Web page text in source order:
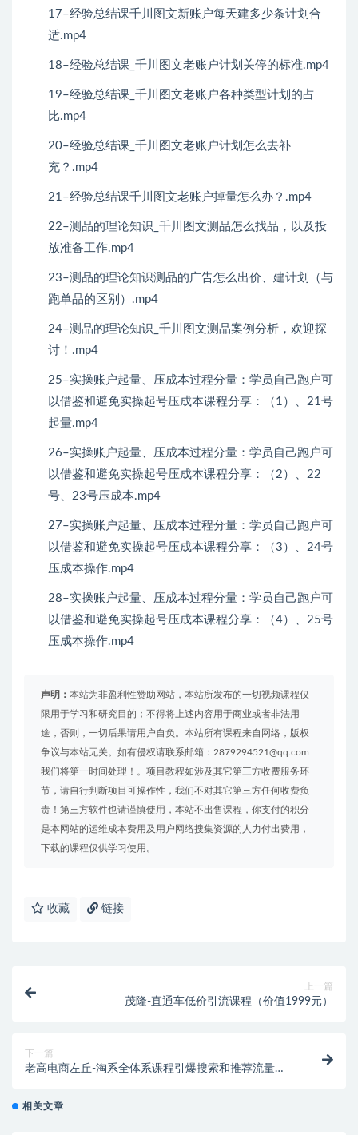
17–经验总结课千川图文新账户每天建多少条计划合
适.mp4
18–经验总结课_千川图文老账户计划关停的标准.mp4
19–经验总结课_千川图文老账户各种类型计划的占
比.mp4
20–经验总结课_千川图文老账户计划怎么去补
充？.mp4
21–经验总结课千川图文老账户掉量怎么办？.mp4
22–测品的理论知识_千川图文测品怎么找品，以及投
放准备工作.mp4
23–测品的理论知识测品的广告怎么出价、建计划（与
跑单品的区别）.mp4
24–测品的理论知识_千川图文测品案例分析，欢迎探
讨！.mp4
25–实操账户起量、压成本过程分量：学员自己跑户可
以借鉴和避免实操起号压成本课程分享：（1）、21号
起量.mp4
26–实操账户起量、压成本过程分量：学员自己跑户可
以借鉴和避免实操起号压成本课程分享：（2）、22
号、23号压成本.mp4
27–实操账户起量、压成本过程分量：学员自己跑户可
以借鉴和避免实操起号压成本课程分享：（3）、24号
压成本操作.mp4
28–实操账户起量、压成本过程分量：学员自己跑户可
以借鉴和避免实操起号压成本课程分享：（4）、25号
压成本操作.mp4
声明： 本站为非盈利性赞助网站，本站所发布的一切视频课程仅
限用于学习和研究目的；不得将上述内容用于商业或者非法用
途，否则，一切后果请用户自负。本站所有课程来自网络，版权
争议与本站无关。如有侵权请联系邮箱：2879294521@qq.com
我们将第一时间处理！。项目教程如涉及其它第三方收费服务环
节，请自行判断项目可操作性，我们不对其它第三方任何收费负
责！第三方软件也请谨慎使用，本站不出售课程，你支付的积分
是本网站的运维成本费用及用户网络搜集资源的人力付出费用，
下载的课程仅供学习使用。
收藏 链接
上一篇
茂隆-直通车低价引流课程（价值1999元）
下一篇
老高电商左丘-淘系全体系课程引爆搜索和推荐流量
相关文章